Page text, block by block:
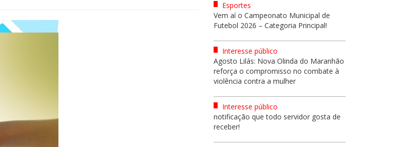
Esportes
Vem aí o Campeonato Municipal de
Futebol 2026 – Categoria Principal!
Interesse público
Agosto Lilás: Nova Olinda do Maranhão
reforça o compromisso no combate à
violência contra a mulher
Interesse público
notificação que todo servidor gosta de
receber!